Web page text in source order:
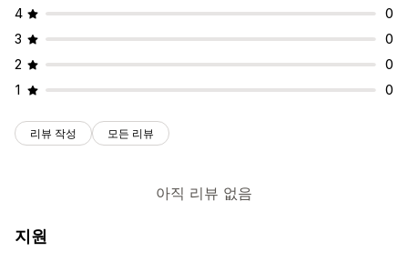
4
0
3
0
2
0
1
0
리뷰 작성 모든 리뷰
아직 리뷰 없음
지원